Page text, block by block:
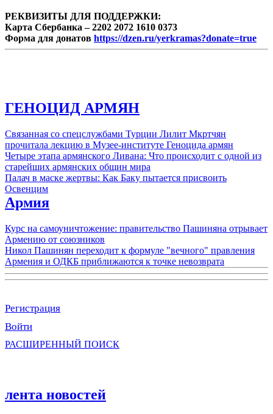
РЕКВИЗИТЫ ДЛЯ ПОДДЕРЖКИ:
Карта Сбербанка – 2202 2072 1610 0373
Форма для донатов https://dzen.ru/yerkramas?donate=true
ГЕНОЦИД АРМЯН
Связанная со спецслужбами Турции Лилит Мкртчян
прочитала лекцию в Музее-институте Геноцида армян
Четыре этапа армянского Ливана: Что происходит с одной из
старейших армянских общин мира
Палач в маске жертвы: Как Баку пытается присвоить
Освенцим
Армия
Курс на самоуничтожение: правительство Пашиняна отрывает
Армению от союзников
Никол Пашинян переходит к формуле "вечного" правления
Армения и ОДКБ приближаются к точке невозврата
Регистрация
Войти
РАСШИРЕННЫЙ ПОИСК
лента новостей